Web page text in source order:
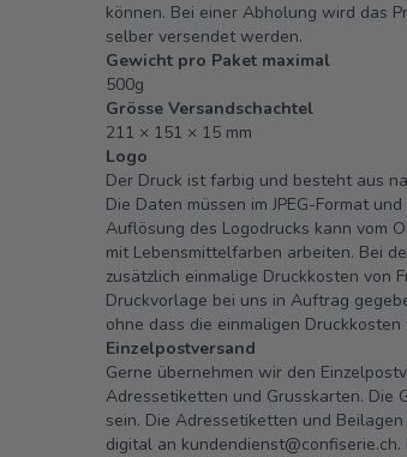
können. Bei einer Abholung wird das
selber versendet werden.
Gewicht pro Paket maximal
500g
Grösse Versandschachtel
211 × 151 × 15 mm
Logo
Der Druck ist farbig und besteht aus
Die Daten müssen im JPEG-Format
Auflösung des Logodrucks kann vom
mit Lebensmittelfarben arbeiten. Bei
zusätzlich einmalige Druckkosten von
Druckvorlage bei uns in Auftrag
ohne dass die einmaligen
Einzelpostversand
Gerne übernehmen wir den
Adressetiketten und Grusskarten. Die
sein. Die Adressetiketten und
digital an kundendienst@confiserie.ch.